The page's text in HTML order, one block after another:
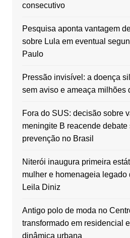
consecutivo
Pesquisa aponta vantagem
sobre Lula em eventual
Paulo
Pressão invisível: a doença
sem aviso e ameaça milhões
Fora do SUS: decisão sobre
meningite B reacende debate
prevenção no Brasil
Niterói inaugura primeira
mulher e homenageia legado
Leila Diniz
Antigo polo de moda no
transformado em residencial
dinâmica urbana